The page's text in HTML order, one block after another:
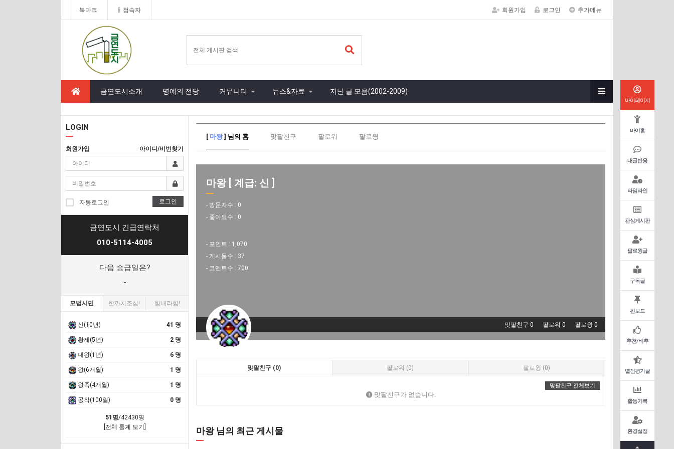
북마크 접속자 회원가입 로그인 추가메뉴
금연도시소개 명예의 전당 커뮤니티 뉴스&자료 지난 글 모음(2002-2009)
마이페이지
마이홈
내글반응
타임라인
관심게시판
팔로윙글
구독글
핀보드
추천/비추
별점평가글
활동기록
환경설정
LOGIN
회원가입 아이디/비번찾기
자동로그인 로그인
금연도시 긴급연락처
010-5114-4005
다음 승급일은?
-
모범시민 한까치조심! 힘내라힘!
신(10년) 41 명
황제(5년) 2 명
대왕(1년) 6 명
왕(6개월) 1 명
왕족(4개월) 1 명
공작(100일) 0 명
51명/42430명
[전체 통계 보기]
[ 마왕] 님의 홈 맞팔친구 팔로워 팔로윙
마왕 [ 계급: 신 ]
- 방문자수 : 0
- 좋아요수 : 0
- 포인트 : 1,070
- 게시물수 : 37
- 코멘트수 : 700
맞팔친구 0 팔로워 0 팔로윙 0
맞팔친구 (0) 팔로워 (0) 팔로윙 (0)
맞팔친구 전체보기
맞팔친구가 없습니다.
마왕 님의 최근 게시물